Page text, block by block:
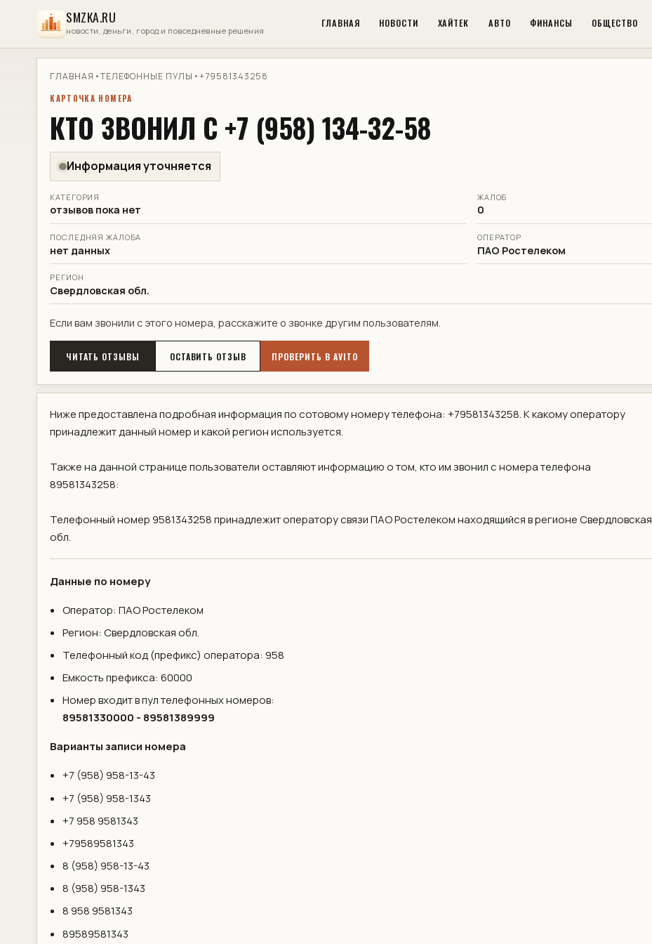
SMZKA.RU
новости, деньги, город и повседневные решения
ГЛАВНАЯ НОВОСТИ ХАЙТЕК АВТО ФИНАНСЫ ОБЩЕСТВО
ГЛАВНАЯ •ТЕЛЕФОННЫЕ ПУЛЫ •+79581343258
КАРТОЧКА НОМЕРА
КТО ЗВОНИЛ С +7 (958) 134-32-58
Информация уточняется
КАТЕГОРИЯ
отзывов пока нет
ЖАЛОБ
0
ПОСЛЕДНЯЯ ЖАЛОБА
нет данных
ОПЕРАТОР
ПАО Ростелеком
РЕГИОН
Свердловская обл.
Если вам звонили с этого номера, расскажите о звонке другим пользователям.
ЧИТАТЬ ОТЗЫВЫ ОСТАВИТЬ ОТЗЫВ ПРОВЕРИТЬ В AVITO
Ниже предоставлена подробная информация по сотовому номеру телефона: +79581343258. К какому оператору
принадлежит данный номер и какой регион используется.
Также на данной странице пользователи оставляют информацию о том, кто им звонил с номера телефона
89581343258:
Телефонный номер 9581343258 принадлежит оператору связи ПАО Ростелеком находящийся в регионе Свердловская
обл.
Данные по номеру
Оператор: ПАО Ростелеком
Регион: Свердловская обл.
Телефонный код (префикс) оператора: 958
Емкость префикса: 60000
Номер входит в пул телефонных номеров:
89581330000 - 89581389999
Варианты записи номера
+7 (958) 958-13-43
+7 (958) 958-1343
+7 958 9581343
+79589581343
8 (958) 958-13-43
8 (958) 958-1343
8 958 9581343
89589581343